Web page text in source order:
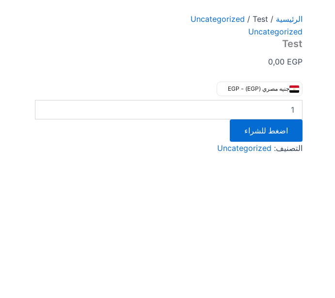
الرئيسية /
Uncategorized / Test
Uncategorized
Test
0,00 EGP
جنيه مصري (EGP) - EGP
اضغط للشراء
التصنيف: Uncategorized